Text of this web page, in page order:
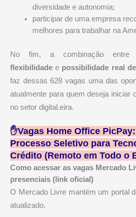
diversidade e autonomia;
participar de uma empresa
melhores para trabalhar na
No fim, a combinação entre
flexibilidade e possibilidade real
faz dessas 628 vagas uma das
atualmente para quem deseja iniciar
no setor digital.eira.
✋Vagas Home Office
Processo Seletivo para
Crédito (Remoto em Todo o
Como acessar as vagas Mercado
presenciais (link oficial)
O Mercado Livre mantém um portal
atualizado.